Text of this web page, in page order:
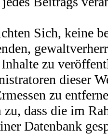
Sich, keine
zu
dieser
zu
zu, dass die im
Datenbank